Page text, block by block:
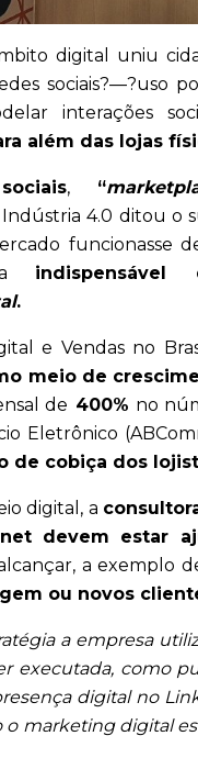
digital uniu
sociais?—?uso
interações
além das lojas
,“
Indústria 4.0 ditou o
funcionasse
.
e Vendas no
meio de
de 400% no
Eletrônico
de cobiça dos
digital, a
devem estar
a exemplo
ou novos
a empresa
executada, como
digital no
o marketing digital